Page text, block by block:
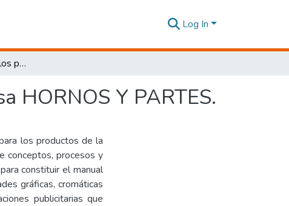
Log In
Diseño de marca para los productos de la empresa HORNOS Y PARTES.
HORNOS Y PARTES.
los productos de la
conceptos, procesos y
constituir el manual
gráficas, cromáticas
publicitarias que